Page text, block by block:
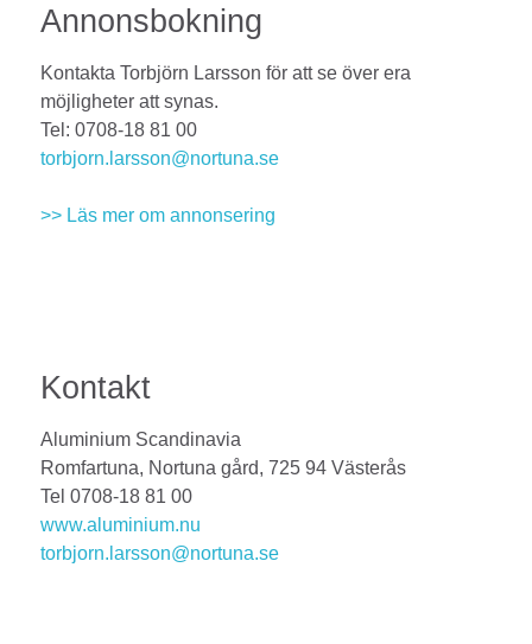
Annonsbokning
Kontakta Torbjörn Larsson för att se över era
möjligheter att synas.
Tel: 0708-18 81 00
torbjorn.larsson@nortuna.se
>> Läs mer om annonsering
Kontakt
Aluminium Scandinavia
Romfartuna, Nortuna gård, 725 94 Västerås
Tel 0708-18 81 00
www.aluminium.nu
torbjorn.larsson@nortuna.se